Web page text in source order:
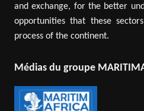
and exchange, for the better
opportunities that these
process of the continent.
Médias du groupe